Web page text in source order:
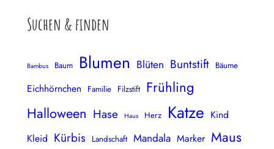
Suchen & finden
Bambus Baum Blumen Blüten Buntstift Bäume
Eichhörnchen Familie Filzstift Frühling
Halloween Hase Haus Herz Katze Kind
Kleid Kürbis Landschaft Mandala Marker Maus